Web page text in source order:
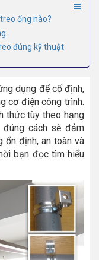
ống nào?
đúng kỹ thuật
dụng để cố định,
cơ điện công trình.
thức tùy theo hạng
cách sẽ đảm
ổn định, an toàn và
bạn đọc tìm hiểu